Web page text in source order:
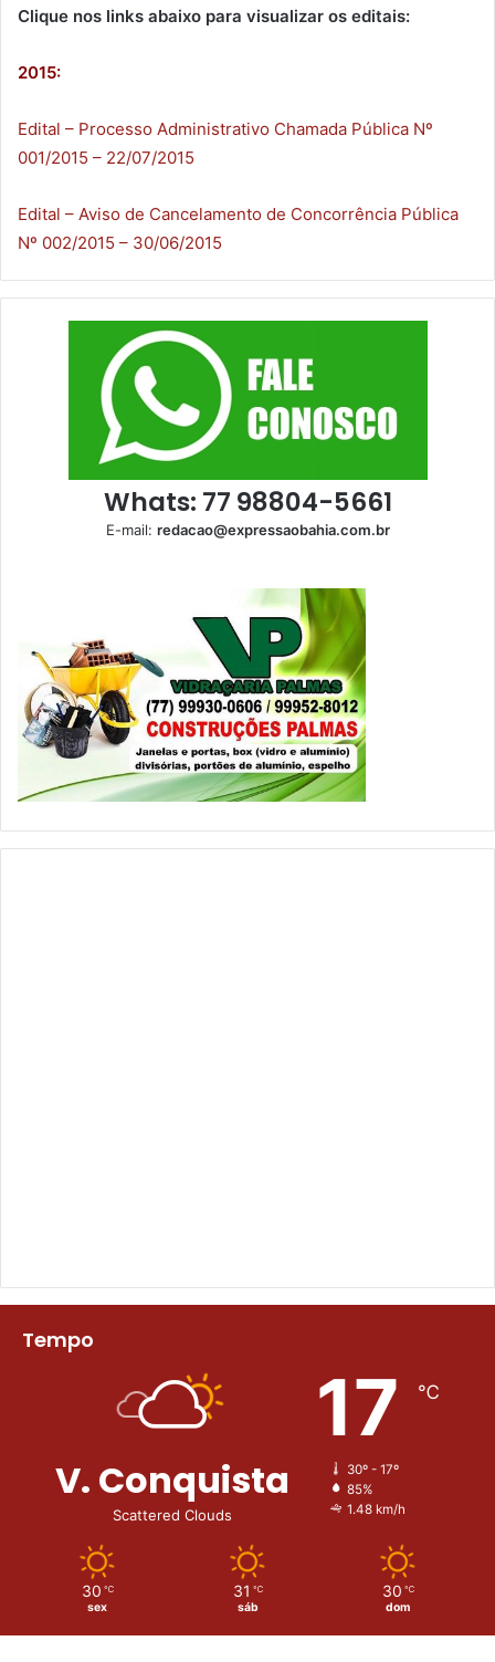
Clique nos links abaixo para visualizar os editais:
2015:
Edital – Processo Administrativo Chamada Pública Nº
001/2015 – 22/07/2015
Edital – Aviso de Cancelamento de Concorrência Pública
Nº 002/2015 – 30/06/2015
Whats: 77 98804-5661
E-mail: redacao@expressaobahia.com.br
Tempo
V. Conquista
Scattered Clouds
17 ℃
30º - 17º
85%
1.48 km/h
30 ℃
sex
31 ℃
sáb
30 ℃
dom